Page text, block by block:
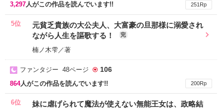
3,297人がこの作品を読んでいます!! 251Rp
5位
元貧乏貴族の大公夫人、大富豪の旦那様に溺愛され
ながら人生を謳歌する！
完
楠ノ木雫／著
ファンタジー 48ページ 106
864人がこの作品を読んでいます!! 200Rp
6位
妹に虐げられて魔法が使えない無能王女は、政略結